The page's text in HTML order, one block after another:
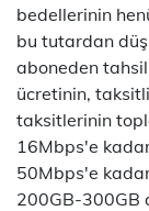
bedellerinin
bu tutardan
aboneden
ücretinin,
taksitlerinin
16Mbps'e
50Mbps'e
200GB-300GB